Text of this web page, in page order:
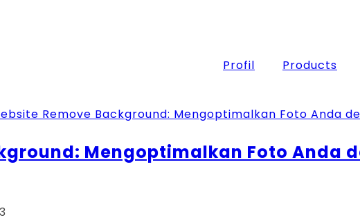
Profil Products
Mengoptimalkan Foto Anda